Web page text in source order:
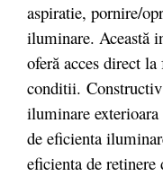
aspiratie, pornire/
iluminare. Această
oferă acces direct
conditii.
iluminare
de eficienta
eficienta de retinere